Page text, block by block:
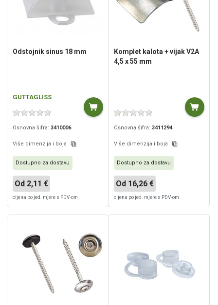
Odstojnik sinus 18 mm
GUTTAGLISS
Osnovna šifra: 3410006
Više dimenzija i boja
Dostupno za dostavu
Od 2,11 €
cijena po jed. mjere s PDV-om
Komplet kalota + vijak V2A
4,5 x 55 mm
Osnovna šifra: 3411294
Više dimenzija i boja
Dostupno za dostavu
Od 16,26 €
cijena po jed. mjere s PDV-om